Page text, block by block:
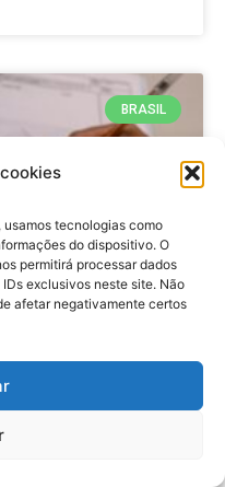
tecnologias como
do dispositivo. O
permitirá processar dados
exclusivos neste site. Não
afetar negativamente certos
BRASIL
adesão ao
2.0 é